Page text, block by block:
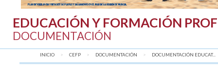
EDUCACIÓN Y FORMACIÓN
DOCUMENTACIÓN
INICIO CEFP DOCUMENTACIÓN DOCUMENTACIÓN EDUCAT...